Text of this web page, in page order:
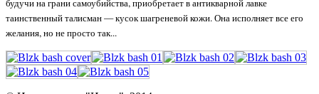
будучи на грани самоубийства, приобретает в антикварной лавке
таинственный талисман — кусок шагреневой кожи. Она исполняет все его
желания, но не просто так...